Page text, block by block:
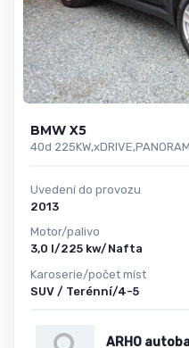
BMW X5
40d
Uvedení do provozu
2013
Motor/palivo
3,0 l/225 kw/Nafta
Karoserie/počet míst
SUV / Terénní/4-5
ARHO